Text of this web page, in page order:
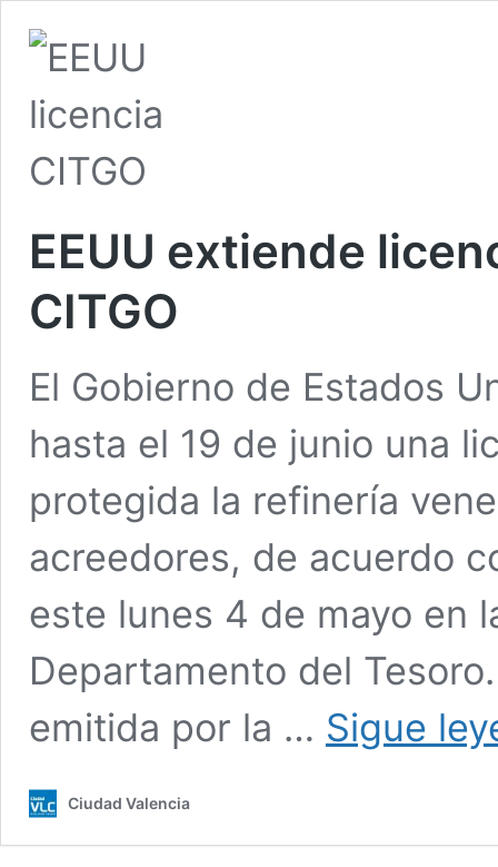
EEUU extiende
CITGO
El Gobierno de Estados
hasta el 19 de junio una
protegida la refinería
acreedores, de acuerdo
este lunes 4 de mayo en
Departamento del
emitida por la … Sigue
Ciudad Valencia